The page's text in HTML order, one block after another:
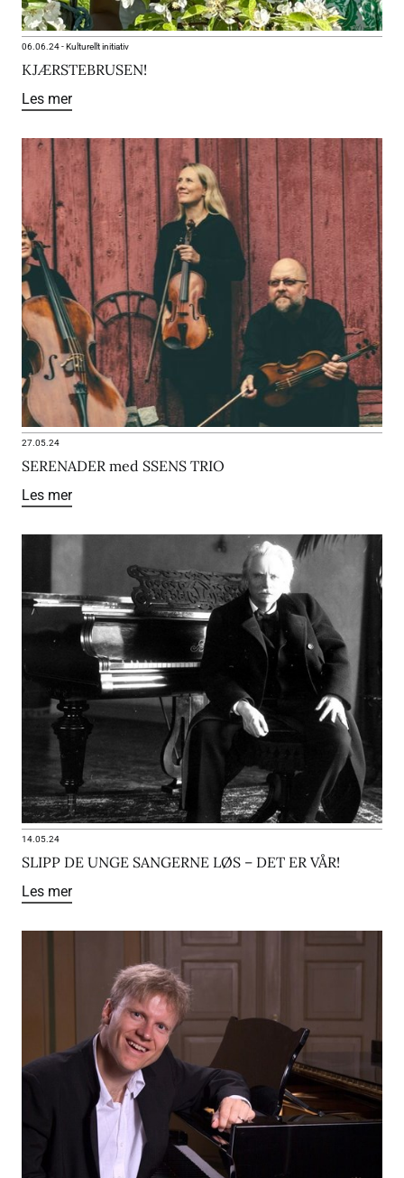
06.06.24-Kulturellt initiativ
KJÆRSTEBRUSEN!
Les mer
27.05.24
SERENADER med SSENS TRIO
Les mer
14.05.24
SLIPP DE UNGE SANGERNE LØS – DET ER VÅR!
Les mer